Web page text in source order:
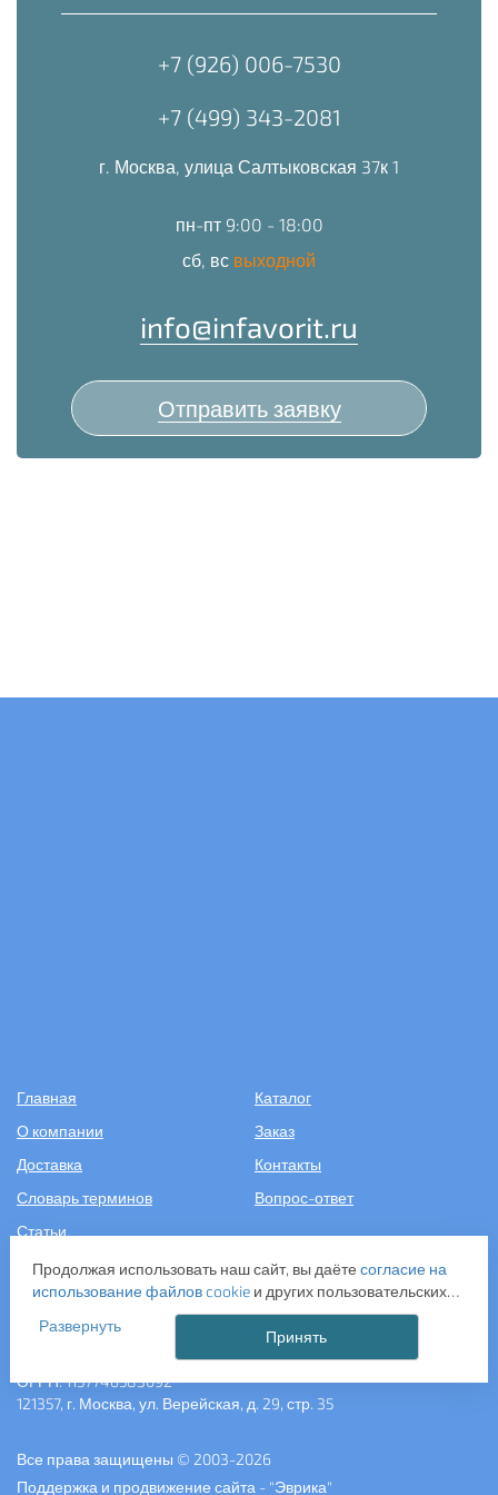
+7 (926) 006-7530
+7 (499) 343-2081
г. Москва, улица Салтыковская 37к 1
пн-пт 9:00 - 18:00
сб, вс выходной
info@infavorit.ru
Отправить заявку
Главная
Каталог
О компании
Заказ
Доставка
Контакты
Словарь терминов
Вопрос-ответ
Статьи
+7 (499) 343-2081
ООО «САНТЕХПОСТАВКА»
ОГРН: 1157746583092
121357, г. Москва, ул. Верейская, д. 29, стр. 35
Все права защищены © 2003-2026
Поддержка и продвижение сайта - "Эврика"
Продолжая использовать наш сайт, вы даёте согласие на
использование файлов cookieи других пользовательских
данных (включая IP-адрес, сведения о местоположении,
устройстве, действиях на сайте и т. п.) для
функционирования сайта, проведения статистических
исследований, ретаргетинга и использования систем
аналитики (например, Яндекс.Метрика), в соответствии с
настройте ограничения в браузере или покиньте сайт.
Развернуть
Принять